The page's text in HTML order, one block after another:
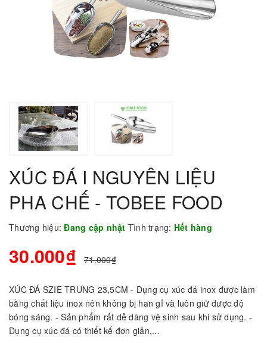
XÚC ĐÁ I NGUYÊN LIỆU
PHA CHẾ - TOBEE FOOD
Thương hiệu: Đang cập nhật Tình trạng: Hết hàng
30.000₫ 71.000₫
XÚC ĐÁ SZIE TRUNG 23,5CM - Dụng cụ xúc đá inox được làm
bằng chất liệu inox nên không bị han gỉ và luôn giữ được độ
bóng sáng. - Sản phẩm rất dễ dàng vệ sinh sau khi sử dụng. -
Dụng cụ xúc đá có thiết kế đơn giản,...